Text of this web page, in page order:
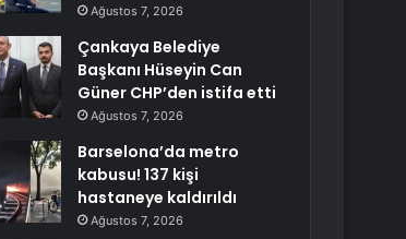
Ağustos 7, 2026
Çankaya Belediye
Başkanı Hüseyin Can
Güner CHP’den istifa etti
Ağustos 7, 2026
Barselona’da metro
kabusu! 137 kişi
hastaneye kaldırıldı
Ağustos 7, 2026